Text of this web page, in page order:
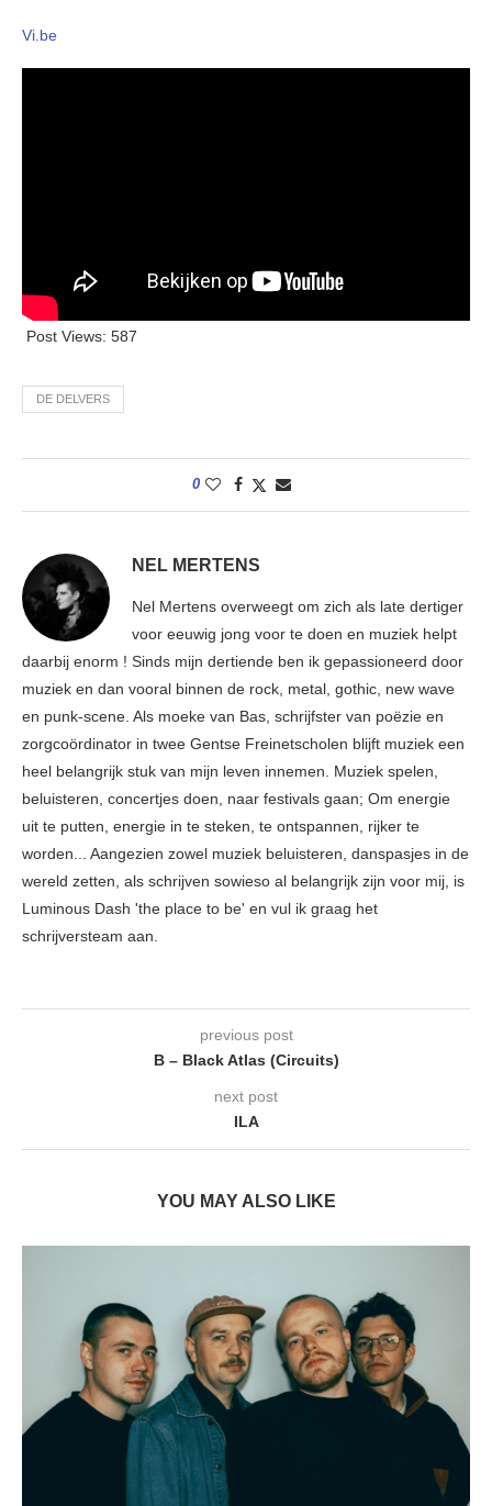
Vi.be
Post Views: 587
DE DELVERS
0
NEL MERTENS
Nel Mertens overweegt om zich als late dertiger
voor eeuwig jong voor te doen en muziek helpt
daarbij enorm ! Sinds mijn dertiende ben ik gepassioneerd door
muziek en dan vooral binnen de rock, metal, gothic, new wave
en punk-scene. Als moeke van Bas, schrijfster van poëzie en
zorgcoördinator in twee Gentse Freinetscholen blijft muziek een
heel belangrijk stuk van mijn leven innemen. Muziek spelen,
beluisteren, concertjes doen, naar festivals gaan; Om energie
uit te putten, energie in te steken, te ontspannen, rijker te
worden... Aangezien zowel muziek beluisteren, danspasjes in de
wereld zetten, als schrijven sowieso al belangrijk zijn voor mij, is
Luminous Dash 'the place to be' en vul ik graag het
schrijversteam aan.
previous post
B – Black Atlas (Circuits)
next post
ILA
YOU MAY ALSO LIKE